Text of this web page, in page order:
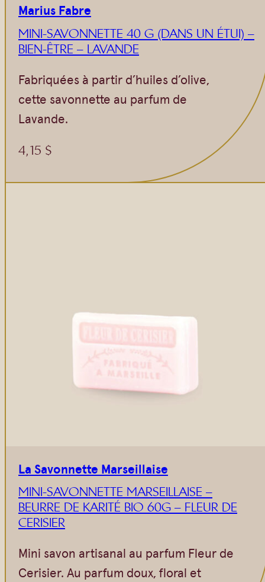
Marius Fabre
MINI-SAVONNETTE 40 G (DANS UN ÉTUI) –
BIEN-ÊTRE – LAVANDE
Fabriquées à partir d’huiles d’olive,
cette savonnette au parfum de
Lavande.
4,15 $
La Savonnette Marseillaise
MINI-SAVONNETTE MARSEILLAISE –
BEURRE DE KARITÉ BIO 60G – FLEUR DE
CERISIER
Mini savon artisanal au parfum Fleur de
Cerisier. Au parfum doux, floral et